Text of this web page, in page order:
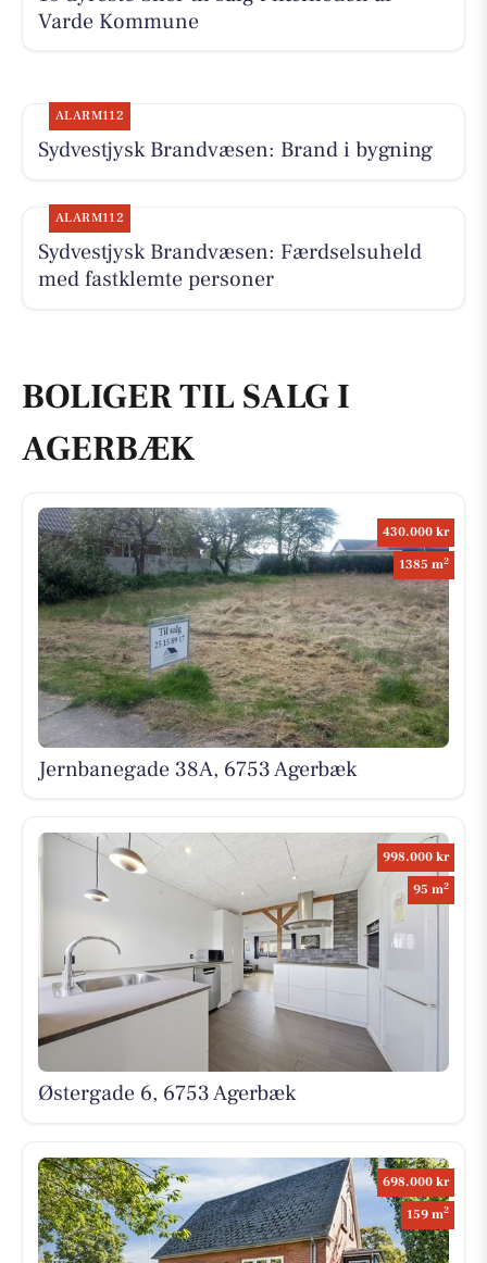
Varde Kommune
ALARM112
Sydvestjysk Brandvæsen: Brand i bygning
ALARM112
Sydvestjysk Brandvæsen: Færdselsuheld
med fastklemte personer
BOLIGER TIL SALG I
AGERBÆK
430.000 kr
1385 m2
Jernbanegade 38A, 6753 Agerbæk
998.000 kr
95 m2
Østergade 6, 6753 Agerbæk
698.000 kr
159 m2